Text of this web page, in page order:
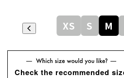
XS S M
Check the recommended